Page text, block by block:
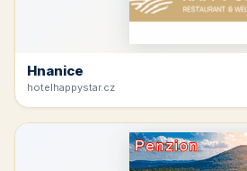
Hnanice
hotelhappystar.cz